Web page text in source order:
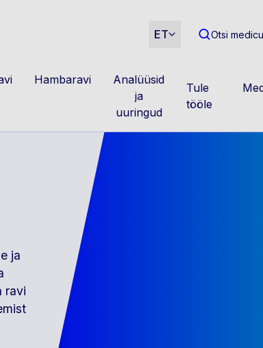
ET Otsi
Hambaravi
Analüüsid
ja
uuringud
Tule
tööle
ja
ravi